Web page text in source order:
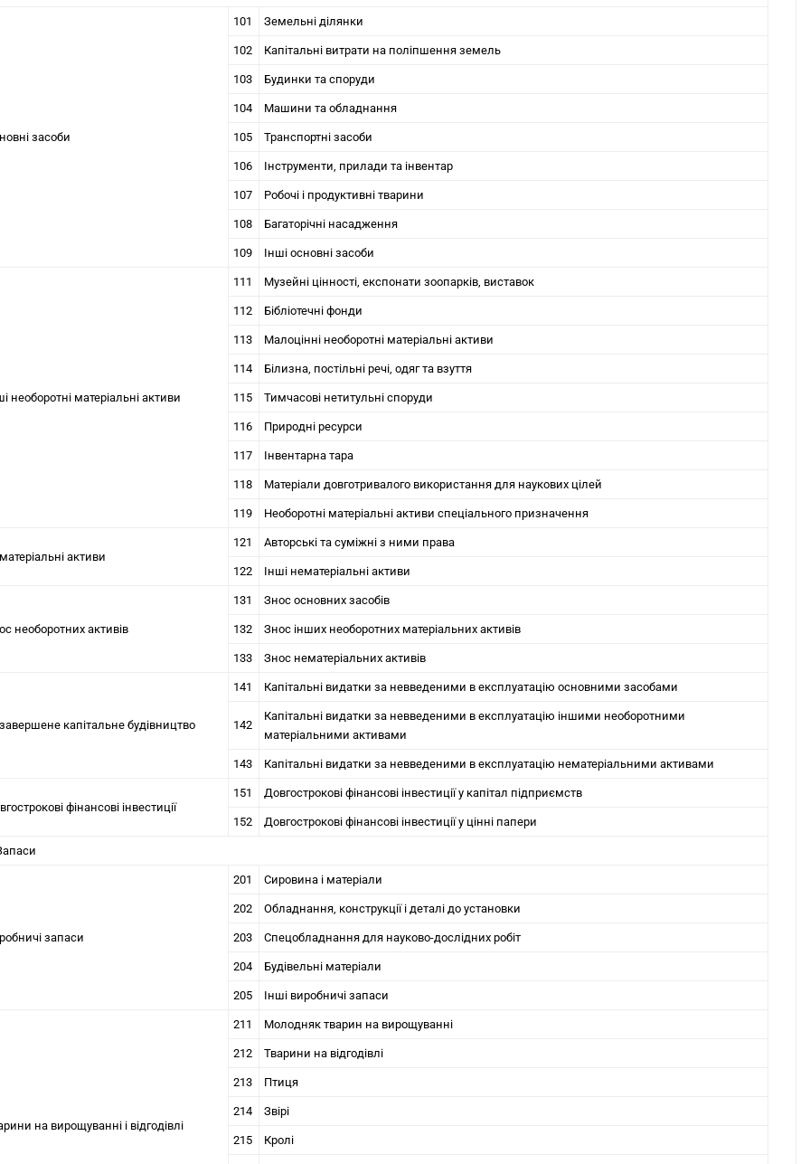
засоби
101 Земельні ділянки
102 Капітальні витрати на поліпшення земель
103 Будинки та споруди
104 Машини та обладнання
105 Транспортні засоби
106 Інструменти, прилади та інвентар
107 Робочі і продуктивні тварини
108 Багаторічні насадження
109 Інші основні засоби
необоротні матеріальні активи
111 Музейні цінності, експонати зоопарків, виставок
112 Бібліотечні фонди
113 Малоцінні необоротні матеріальні активи
114 Білизна, постільні речі, одяг та взуття
115 Тимчасові нетитульні споруди
116 Природні ресурси
117 Інвентарна тара
118 Матеріали довготривалого використання для наукових цілей
119 Необоротні матеріальні активи спеціального призначення
активи
121 Авторські та суміжні з ними права
122 Інші нематеріальні активи
необоротних активів
131 Знос основних засобів
132 Знос інших необоротних матеріальних активів
133 Знос нематеріальних активів
капітальне будівництво
141 Капітальні видатки за невведеними в експлуатацію основними засобами
142
Капітальні видатки за невведеними в експлуатацію іншими необоротними
матеріальними активами
143 Капітальні видатки за невведеними в експлуатацію нематеріальними активами
фінансові інвестиції
151 Довгострокові фінансові інвестиції у капітал підприємств
152 Довгострокові фінансові інвестиції у цінні папери
запаси
201 Сировина і матеріали
202 Обладнання, конструкції і деталі до установки
203 Спецобладнання для науково-дослідних робіт
204 Будівельні матеріали
205 Інші виробничі запаси
на вирощуванні і відгодівлі
211 Молодняк тварин на вирощуванні
212 Тварини на відгодівлі
213 Птиця
214 Звірі
215 Кролі